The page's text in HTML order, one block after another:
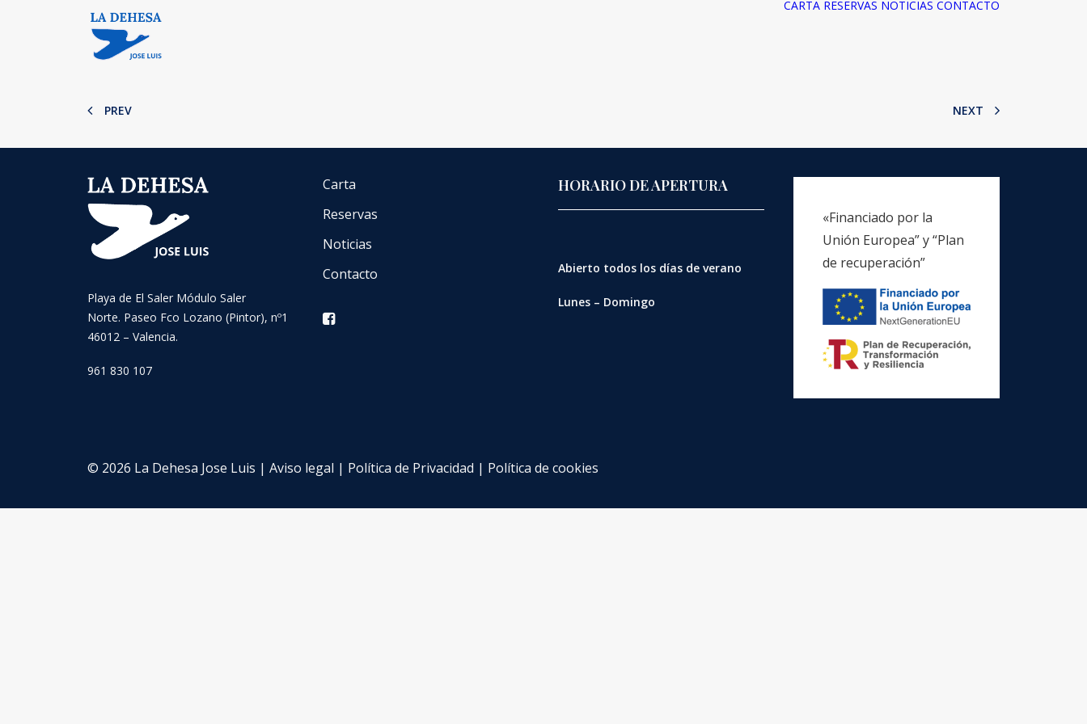
CARTA RESERVAS NOTICIAS CONTACTO
PREV NEXT
Playa de El Saler Módulo Saler
Norte. Paseo Fco Lozano (Pintor), nº1
46012 – Valencia.
961 830 107
Carta
Reservas
Noticias
Contacto
HORARIO DE APERTURA
Abierto todos los días de verano
Lunes – Domingo
«Financiado por la
Unión Europea” y “Plan
de recuperación”
© 2026 La Dehesa Jose Luis | Aviso legal | Política de Privacidad | Política de cookies